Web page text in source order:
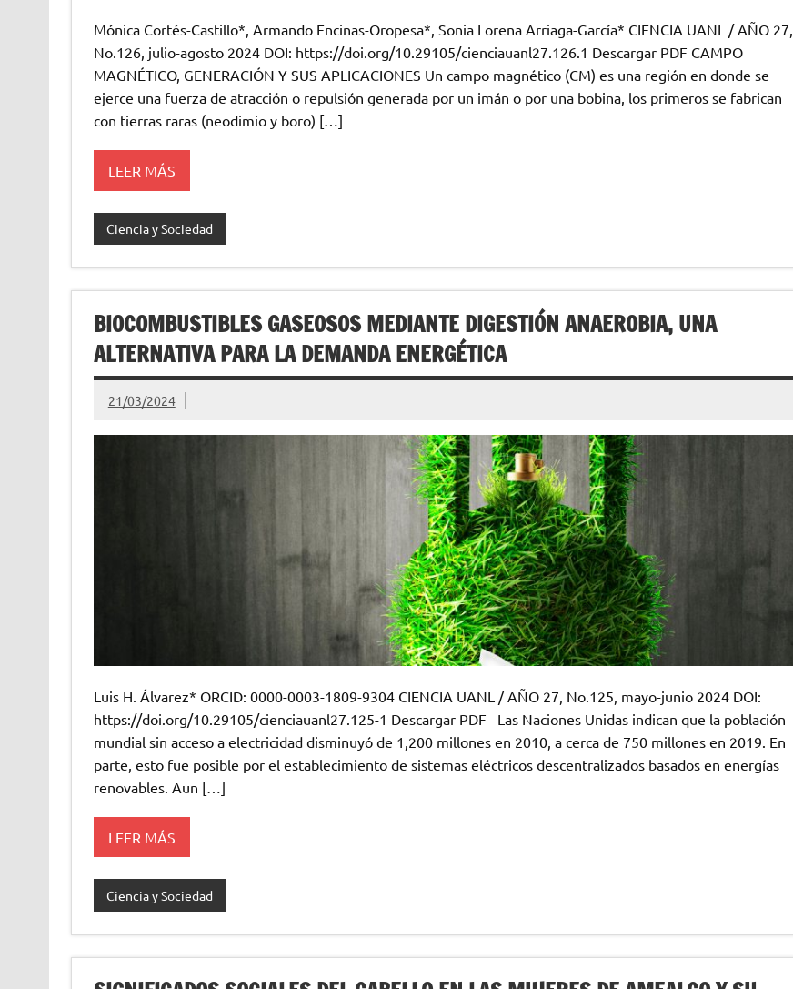
Mónica Cortés-Castillo*, Armando Encinas-Oropesa*, Sonia Lorena Arriaga-García* CIENCIA UANL / AÑO 27,
No.126, julio-agosto 2024 DOI: https://doi.org/10.29105/cienciauanl27.126.1 Descargar PDF CAMPO
MAGNÉTICO, GENERACIÓN Y SUS APLICACIONES Un campo magnético (CM) es una región en donde se
ejerce una fuerza de atracción o repulsión generada por un imán o por una bobina, los primeros se fabrican
con tierras raras (neodimio y boro) […]
LEER MÁS
Ciencia y Sociedad
BIOCOMBUSTIBLES GASEOSOS MEDIANTE DIGESTIÓN ANAEROBIA, UNA
ALTERNATIVA PARA LA DEMANDA ENERGÉTICA
21/03/2024
Luis H. Álvarez* ORCID: 0000-0003-1809-9304 CIENCIA UANL / AÑO 27, No.125, mayo-junio 2024 DOI:
https://doi.org/10.29105/cienciauanl27.125-1 Descargar PDF Las Naciones Unidas indican que la población
mundial sin acceso a electricidad disminuyó de 1,200 millones en 2010, a cerca de 750 millones en 2019. En
parte, esto fue posible por el establecimiento de sistemas eléctricos descentralizados basados en energías
renovables. Aun […]
LEER MÁS
Ciencia y Sociedad